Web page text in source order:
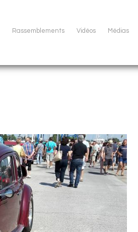
Rassemblements Vidéos Médias